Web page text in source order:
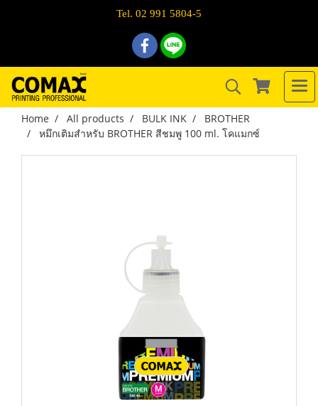
Tel. 02 991 5804-5
Home All products BULK INK
BROTHER
หมึกเติมสำหรับ BROTHER สีชมพู 100 ml. โคแมกซ์